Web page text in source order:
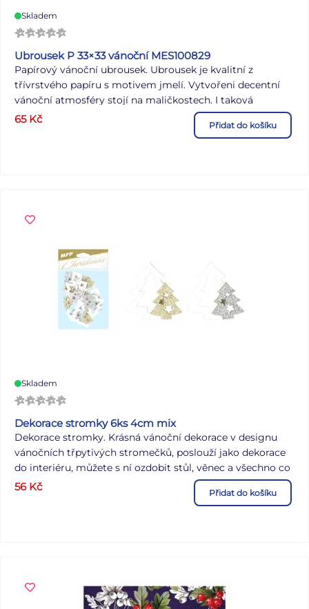
Skladem
Ubrousek P 33×33 vánoční MES100829
Papírový vánoční ubrousek. Ubrousek je kvalitní z
třívrstvého papíru s motivem jmelí. Vytvořeni decentní
vánoční atmosféry stojí na maličkostech. I taková
drobnost, jako vánoční ubrousky změní ráz vašeho
stolování. MOTIV: jmelí POČET UBROUSKŮ V BALENÍ: 20
65 Kč Přidat do košíku
Skladem
Dekorace stromky 6ks 4cm mix
Dekorace stromky. Krásná vánoční dekorace v designu
vánočních třpytivých stromečků, poslouží jako dekorace
do interiéru, můžete s ní ozdobit stůl, věnec a všechno co
vás napadne. Tahle krásná vánoční dekorace tak naladí
vánoční atmosféru. OBSAH BALENÍ: - 6 ks dekorací (mix
56 Kč Přidat do košíku